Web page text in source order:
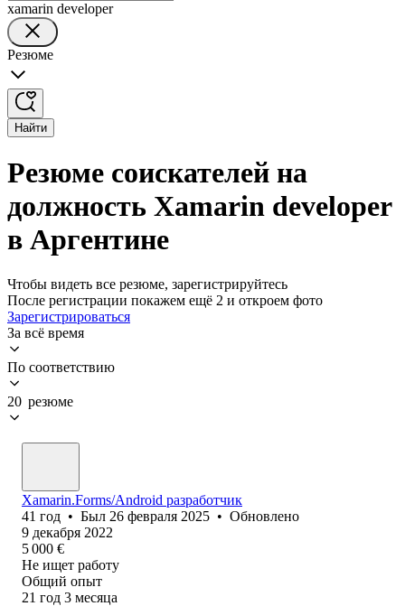
xamarin developer
Резюме
Найти
Резюме соискателей на
должность Xamarin developer
в Аргентине
Чтобы видеть все резюме, зарегистрируйтесь
После регистрации покажем ещё 2 и откроем фото
Зарегистрироваться
За всё время
По соответствию
20 резюме
Xamarin.Forms/Android разработчик
41 год • Был 26 февраля 2025 • Обновлено
9 декабря 2022
5 000 €
Не ищет работу
Общий опыт
21 год 3 месяца